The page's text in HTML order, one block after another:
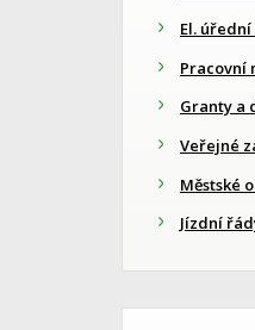
El. úřední
Pracovní
Granty a
Veřejné
Městské
Jízdní